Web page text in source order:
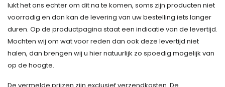
lukt het ons echter om dit na te komen, soms zijn producten niet
voorradig en dan kan de levering van uw bestelling iets langer
duren. Op de productpagina staat een indicatie van de levertijd.
Mochten wij om wat voor reden dan ook deze levertijd niet
halen, dan brengen wij u hier natuurlijk zo spoedig mogelijk van
op de hoogte.